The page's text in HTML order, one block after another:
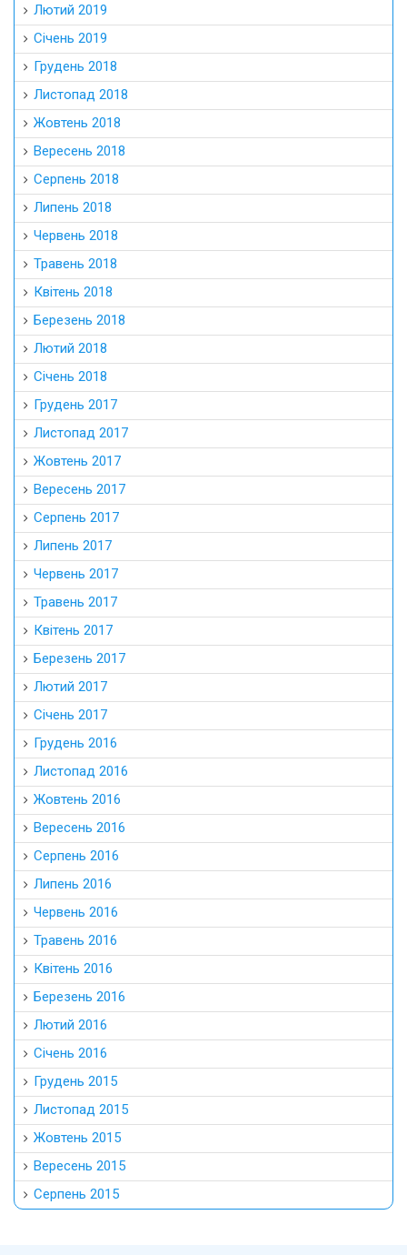
Лютий 2019
Січень 2019
Грудень 2018
Листопад 2018
Жовтень 2018
Вересень 2018
Серпень 2018
Липень 2018
Червень 2018
Травень 2018
Квітень 2018
Березень 2018
Лютий 2018
Січень 2018
Грудень 2017
Листопад 2017
Жовтень 2017
Вересень 2017
Серпень 2017
Липень 2017
Червень 2017
Травень 2017
Квітень 2017
Березень 2017
Лютий 2017
Січень 2017
Грудень 2016
Листопад 2016
Жовтень 2016
Вересень 2016
Серпень 2016
Липень 2016
Червень 2016
Травень 2016
Квітень 2016
Березень 2016
Лютий 2016
Січень 2016
Грудень 2015
Листопад 2015
Жовтень 2015
Вересень 2015
Серпень 2015